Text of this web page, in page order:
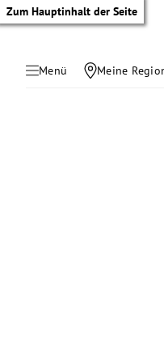
Zum Hauptinhalt der Seite
Menü Meine